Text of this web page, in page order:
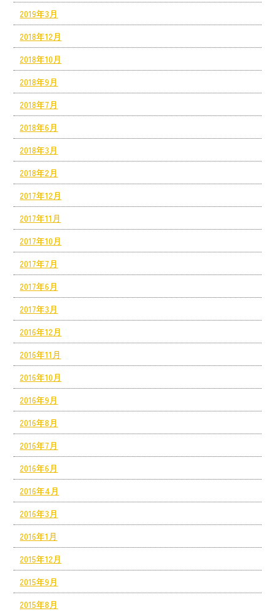
2019年3月
2018年12月
2018年10月
2018年9月
2018年7月
2018年6月
2018年3月
2018年2月
2017年12月
2017年11月
2017年10月
2017年7月
2017年6月
2017年3月
2016年12月
2016年11月
2016年10月
2016年9月
2016年8月
2016年7月
2016年6月
2016年4月
2016年3月
2016年1月
2015年12月
2015年9月
2015年8月